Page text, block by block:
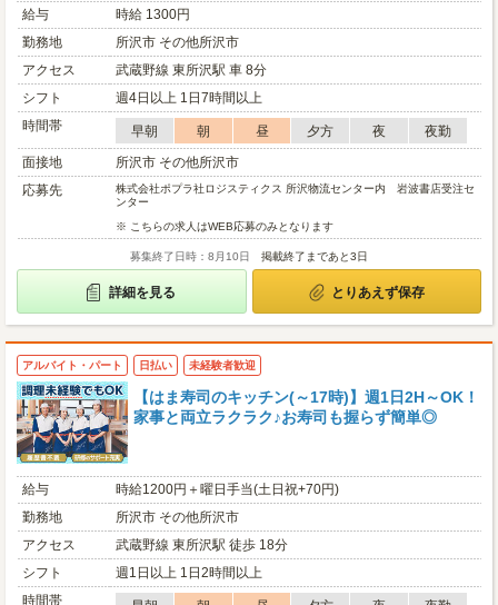
給与
時給 1300円
勤務地
所沢市 その他所沢市
アクセス
武蔵野線 東所沢駅 車 8分
シフト
週4日以上 1日7時間以上
時間帯
早朝 朝 昼 夕方 夜
夜勤
面接地
所沢市 その他所沢市
応募先
株式会社ポプラ社ロジスティクス 所沢物流センター内 岩波書店受注セ
ンター
※ こちらの求人はWEB応募のみとなります
募集終了日時：8月10日 掲載終了まであと3日
詳細を見る とりあえず保存
アルバイト・パート 日払い 未経験者歓迎
【はま寿司のキッチン(～17時)】週1日2H～OK！
家事と両立ラクラク♪お寿司も握らず簡単◎
給与
時給1200円＋曜日手当(土日祝+70円)
勤務地
所沢市 その他所沢市
アクセス
武蔵野線 東所沢駅 徒歩 18分
シフト
週1日以上 1日2時間以上
時間帯